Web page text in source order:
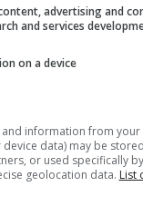
advertising and
and services
on a device
information from your
data) may be
or used specifically
geolocation data. List